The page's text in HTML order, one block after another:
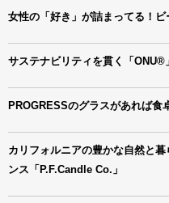
女性の「好き」が詰まってる！
サステナビリティを貫く「ONU®
PROGRESSのグラスがあれば食
カリフォルニアの豊かな自然と
ンス「P.F.Candle Co.」